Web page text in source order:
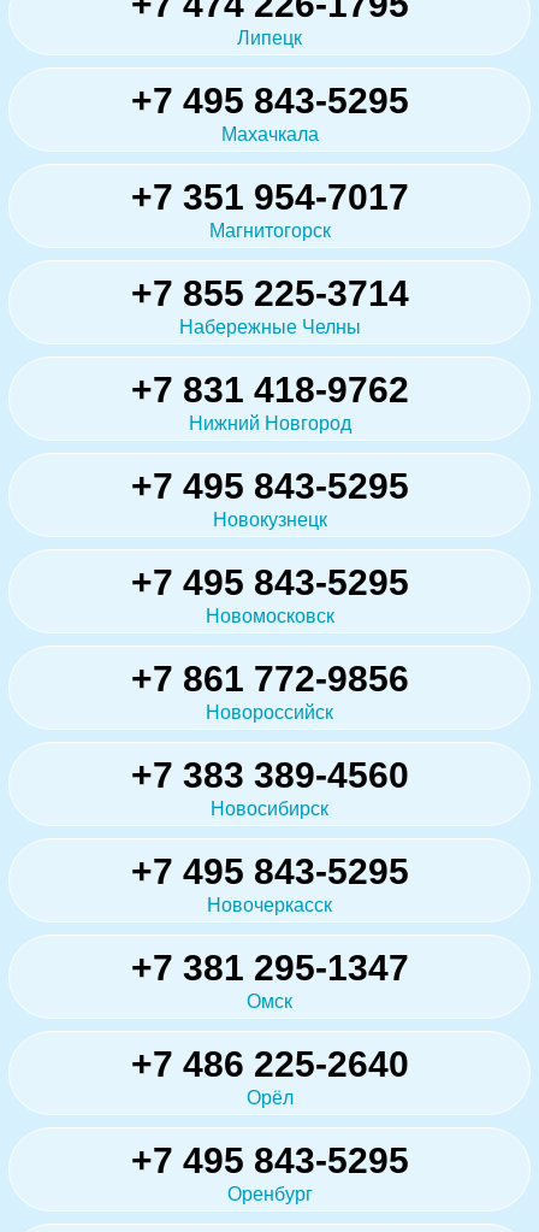
Липецк
+7 495 843-5295
Махачкала
+7 351 954-7017
Магнитогорск
+7 855 225-3714
Набережные Челны
+7 831 418-9762
Нижний Новгород
+7 495 843-5295
Новокузнецк
+7 495 843-5295
Новомосковск
+7 861 772-9856
Новороссийск
+7 383 389-4560
Новосибирск
+7 495 843-5295
Новочеркасск
+7 381 295-1347
Омск
+7 486 225-2640
Орёл
+7 495 843-5295
Оренбург